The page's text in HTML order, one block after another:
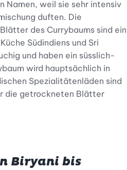
Namen, weil sie sehr intensiv
duften. Die
des Currybaums sind ein
Südindiens und Sri
und haben ein süsslich-
wird hauptsächlich in
Spezialitätenläden sind
die getrockneten Blätter
Biryani bis